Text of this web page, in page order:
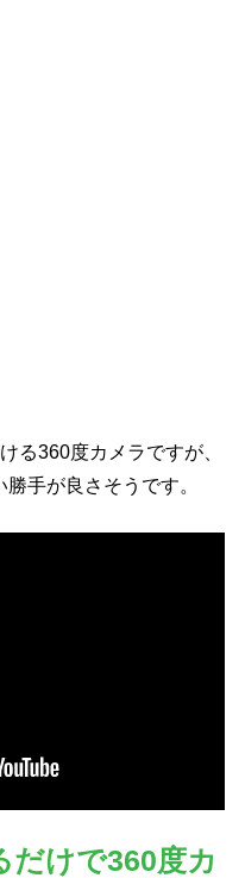
る360度カメラですが、
手が良さそうです。
けで360度カ